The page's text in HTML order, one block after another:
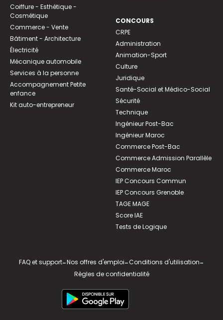
Coiffure - Esthétique -
Cosmétique
Commerce - Vente
Bâtiment - Architecture
Électricité
Mécanique automobile
Services à la personne
Accompagnement Petite
enfance
Kit auto-entrepreneur
CONCOURS
CRPE
Administration
Animation-Sport
Culture
Juridique
Santé-Social et Médico-Social
Sécurité
Technique
Ingénieur Post-Bac
Ingénieur Maroc
Commerce Post-Bac
Commerce Admission Parallèle
Commerce Maroc
IEP Concours Commun
IEP Concours Grenoble
TAGE MAGE
Score IAE
Tests de Logique
FAQ et support-Nos offres d'emploi-Conditions d'utilisation-
Règles de confidentialité